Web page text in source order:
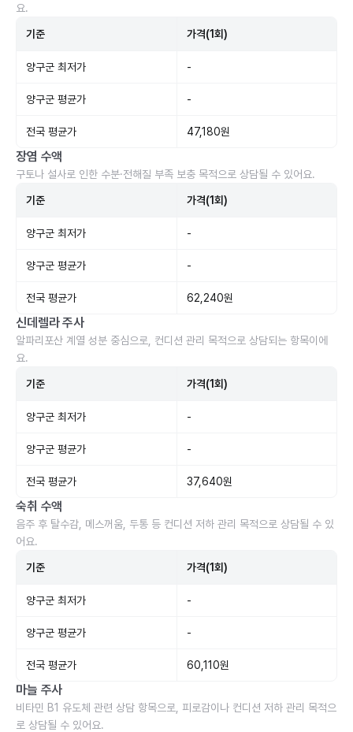
요.
기준 가격(1회)
양구군 최저가 -
양구군 평균가 -
전국 평균가 47,180원
장염 수액
구토나 설사로 인한 수분·전해질 부족 보충 목적으로 상담될 수 있어요.
기준 가격(1회)
양구군 최저가 -
양구군 평균가 -
전국 평균가 62,240원
신데렐라 주사
알파리포산 계열 성분 중심으로, 컨디션 관리 목적으로 상담되는 항목이에
요.
기준 가격(1회)
양구군 최저가 -
양구군 평균가 -
전국 평균가 37,640원
숙취 수액
음주 후 탈수감, 메스꺼움, 두통 등 컨디션 저하 관리 목적으로 상담될 수 있
어요.
기준 가격(1회)
양구군 최저가 -
양구군 평균가 -
전국 평균가 60,110원
마늘 주사
비타민 B1 유도체 관련 상담 항목으로, 피로감이나 컨디션 저하 관리 목적으
로 상담될 수 있어요.